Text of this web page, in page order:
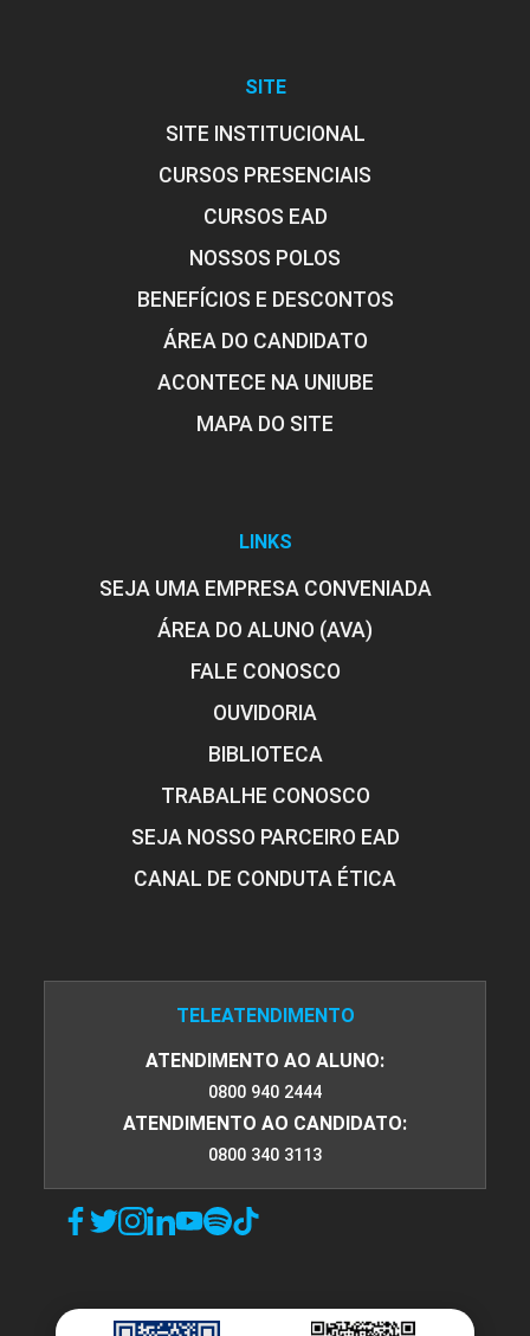
SITE
SITE INSTITUCIONAL
CURSOS PRESENCIAIS
CURSOS EAD
NOSSOS POLOS
BENEFÍCIOS E DESCONTOS
ÁREA DO CANDIDATO
ACONTECE NA UNIUBE
MAPA DO SITE
LINKS
SEJA UMA EMPRESA CONVENIADA
ÁREA DO ALUNO (AVA)
FALE CONOSCO
OUVIDORIA
BIBLIOTECA
TRABALHE CONOSCO
SEJA NOSSO PARCEIRO EAD
CANAL DE CONDUTA ÉTICA
TELEATENDIMENTO
ATENDIMENTO AO ALUNO:
0800 940 2444
ATENDIMENTO AO CANDIDATO:
0800 340 3113